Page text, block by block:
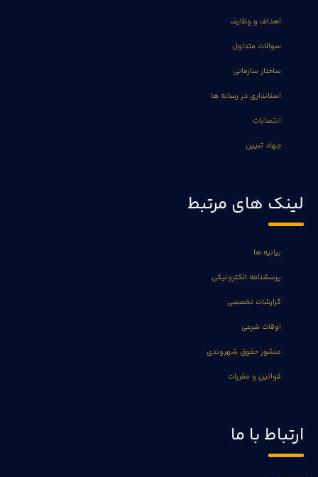
اهداف و وظایف
سوالات متداول
ساختار سازمانی
استانداری در رسانه ها
انتصابات
جهاد تبیین
لینک های مرتبط
بیانیه ها
پرسشنامه الکترونیکی
گزارشات تخصصی
اوقات شرعی
منشور حقوق شهروندی
قوانین و مقررات
ارتباط با ما